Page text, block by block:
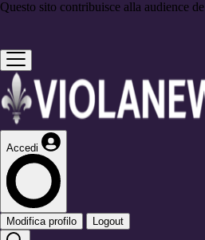
Questo sito contribuisce alla audience de
Accedi
Modifica profilo Logout